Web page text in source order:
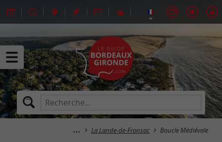
La Lande-de-Fronsac Boucle Médiévale